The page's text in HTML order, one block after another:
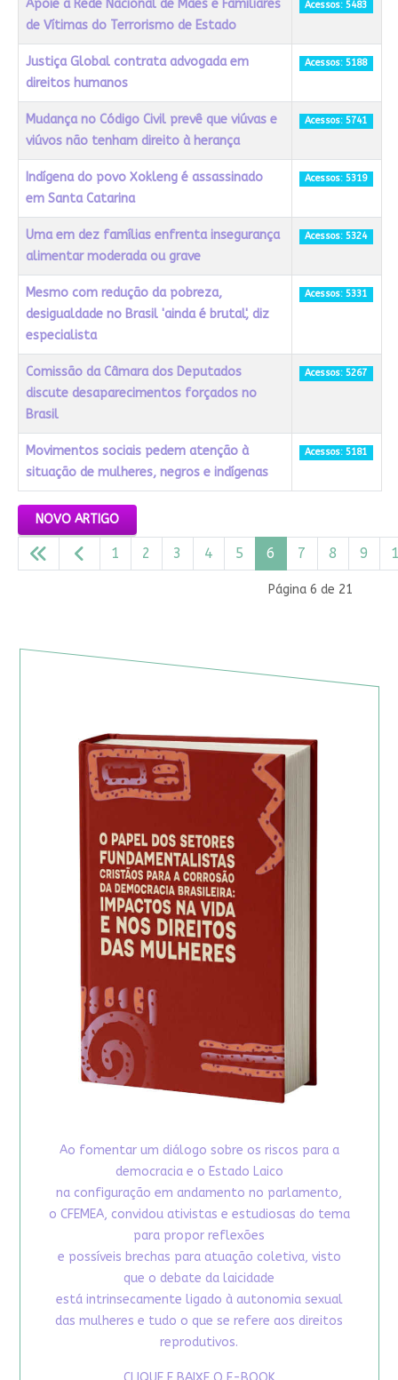
Apoie a Rede Nacional de Mães e Familiares
de Vítimas do Terrorismo de Estado
Acessos: 5483
Justiça Global contrata advogada em
direitos humanos
Acessos: 5188
Mudança no Código Civil prevê que viúvas e
viúvos não tenham direito à herança
Acessos: 5741
Indígena do povo Xokleng é assassinado
em Santa Catarina
Acessos: 5319
Uma em dez famílias enfrenta insegurança
alimentar moderada ou grave
Acessos: 5324
Mesmo com redução da pobreza,
desigualdade no Brasil 'ainda é brutal', diz
especialista
Acessos: 5331
Comissão da Câmara dos Deputados
discute desaparecimentos forçados no
Brasil
Acessos: 5267
Movimentos sociais pedem atenção à
situação de mulheres, negros e indígenas
Acessos: 5181
NOVO ARTIGO
Página 6 de 21
1 2 3 4 5 6 7 8 9
Ao fomentar um diálogo sobre os riscos para a
democracia e o Estado Laico
na configuração em andamento no parlamento,
o CFEMEA, convidou ativistas e estudiosas do tema
para propor reflexões
e possíveis brechas para atuação coletiva, visto
que o debate da laicidade
está intrinsecamente ligado à autonomia sexual
das mulheres e tudo o que se refere aos direitos
reprodutivos.